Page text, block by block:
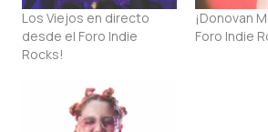
Los Viejos en directo
desde el Foro Indie
Rocks!
¡Donovan
Foro Indie